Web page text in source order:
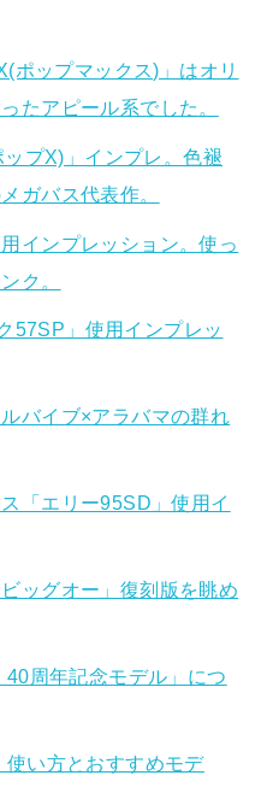
ポップマックス)」はオリ
たアピール系でした。
プX)」インプレ。色褪
ガバス代表作。
インプレッション。使っ
ク。
57SP」使用インプレッ
ルバイブ×アラバマの群れ
「エリー95SD」使用イ
ッグオー」復刻版を眺め
40周年記念モデル」につ
い方とおすすめモデ